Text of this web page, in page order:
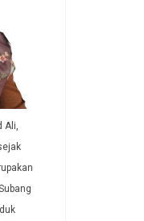
Ali,